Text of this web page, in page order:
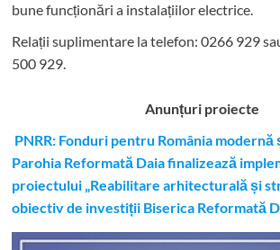
bune funcționări a instalațiilor electrice.
Relații suplimentare la telefon: 0266 929
500 929.
Anunțuri proiecte
PNRR: Fonduri pentru România
Parohia Reformată Daia finalizează
proiectului „Reabilitare arhitecturală și
obiectiv de investiții Biserica Reformată